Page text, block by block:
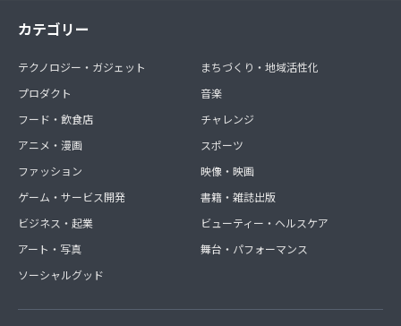
カテゴリー
テクノロジー・ガジェット
プロダクト
フード・飲食店
アニメ・漫画
ファッション
ゲーム・サービス開発
ビジネス・起業
アート・写真
ソーシャルグッド
まちづくり・地域活性化
音楽
チャレンジ
スポーツ
映像・映画
書籍・雑誌出版
ビューティー・ヘルスケア
舞台・パフォーマンス